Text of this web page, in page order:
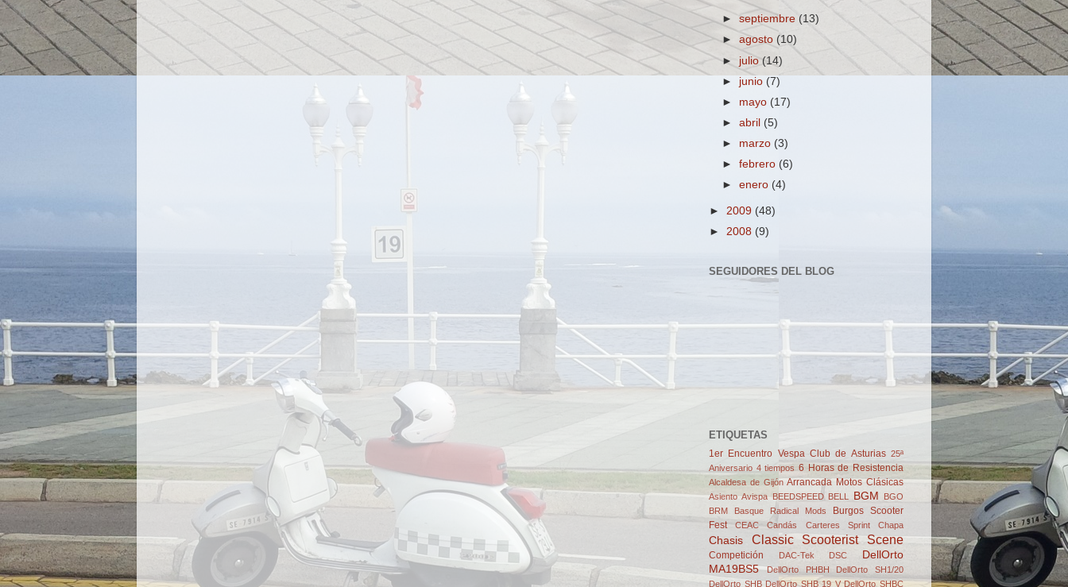
►septiembre (13)
►agosto (10)
► julio(14)
► junio (7)
► mayo (17)
►abril (5)
► marzo (3)
►febrero (6)
►enero (4)
► 2009 (48)
► 2008 (9)
SEGUIDORES DEL BLOG
ETIQUETAS
1er Encuentro Vespa Club de Asturias 25ª
Aniversario 4 tiempos 6 Horas de Resistencia
Alcaldesa de Gijón Arrancada Motos Clásicas
Asiento Avispa BEEDSPEED BELL BGM
BGO
BRM
Basque Radical Mods
Burgos Scooter
Fest
CEAC Candás Carteres Sprint Chapa
Chasis Classic Scooterist Scene
Competición DAC-Tek DSC
DellOrto
MA19BS5
DellOrto PHBH
DellOrto SH1/20
DellOrto SHB DellOrto SHB 19 V DellOrto SHBC